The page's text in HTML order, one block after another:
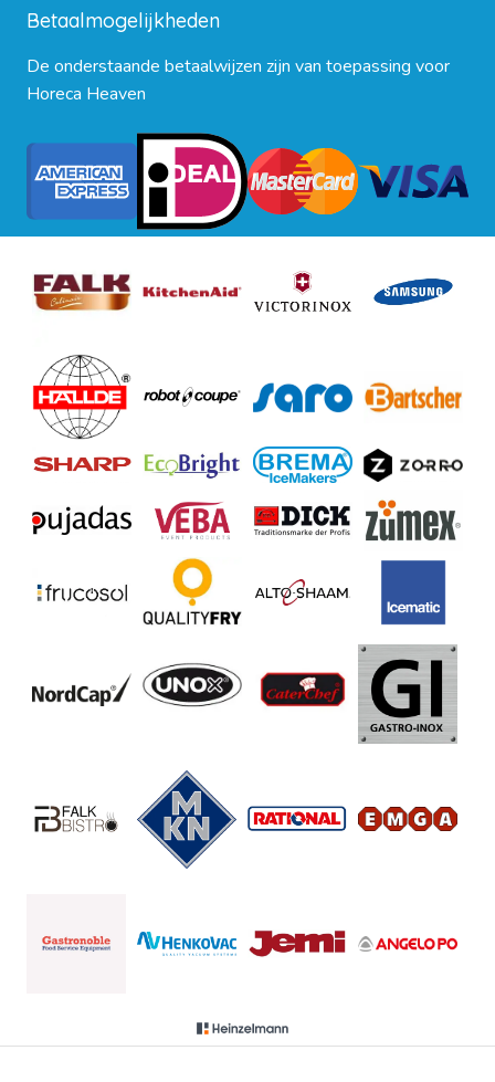
Betaalmogelijkheden
De onderstaande betaalwijzen zijn van toepassing voor
Horeca Heaven